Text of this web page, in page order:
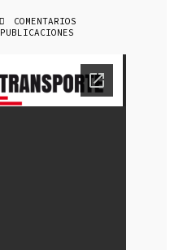
COMENTARIOS
PUBLICACIONES